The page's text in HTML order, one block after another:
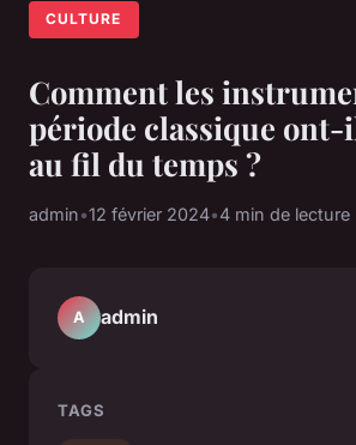
CULTURE
Comment les
période classique ont-
au fil du temps ?
admin•12 février 2024•4 min de lecture
A admin
TAGS